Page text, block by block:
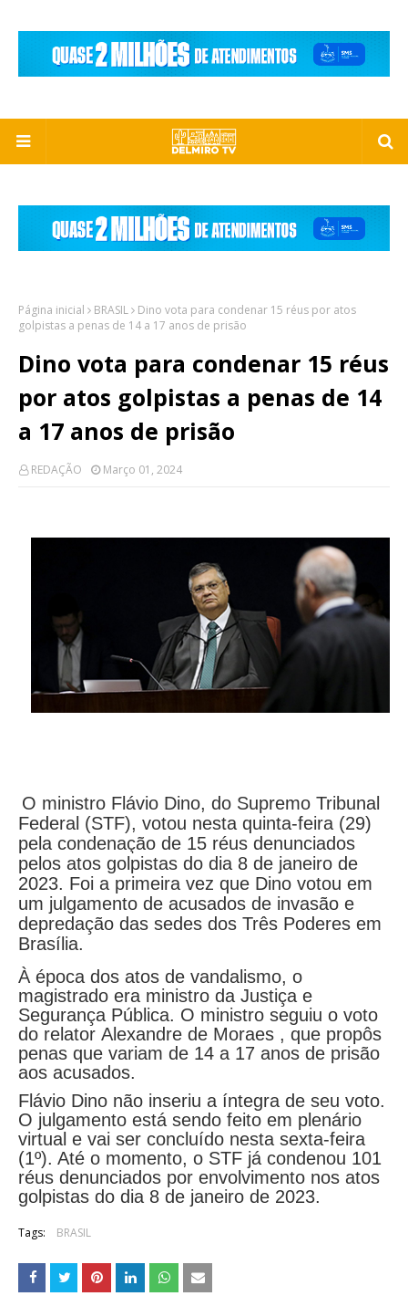
Página inicial BRASIL
Dino vota para condenar 15 réus por atos
golpistas a penas de 14 a 17 anos de prisão
Dino vota para condenar 15 réus
por atos golpistas a penas de 14
a 17 anos de prisão
REDAÇÃO Março 01, 2024
O ministro Flávio Dino, do Supremo Tribunal
Federal (STF), votou nesta quinta-feira (29)
pela condenação de 15 réus denunciados
pelos atos golpistas do dia 8 de janeiro de
2023. Foi a primeira vez que Dino votou em
um julgamento de acusados de invasão e
depredação das sedes dos Três Poderes em
Brasília.
À época dos atos de vandalismo, o
magistrado era ministro da Justiça e
Segurança Pública. O ministro seguiu o voto
do relator Alexandre de Moraes , que propôs
penas que variam de 14 a 17 anos de prisão
aos acusados.
Flávio Dino não inseriu a íntegra de seu voto.
O julgamento está sendo feito em plenário
virtual e vai ser concluído nesta sexta-feira
(1º). Até o momento, o STF já condenou 101
réus denunciados por envolvimento nos atos
golpistas do dia 8 de janeiro de 2023.
Tags: BRASIL